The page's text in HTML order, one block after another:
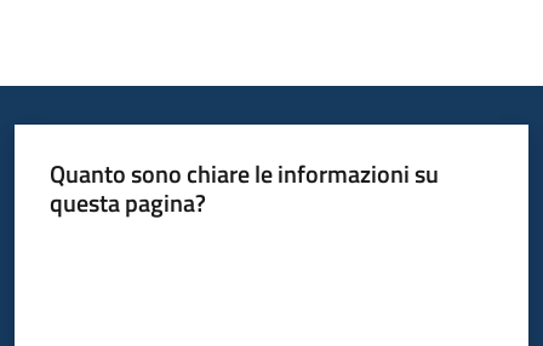
Quanto sono chiare le informazioni su
questa pagina?